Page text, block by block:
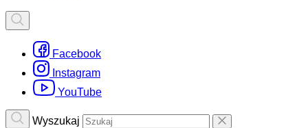
Facebook
Instagram
YouTube
Wyszukaj